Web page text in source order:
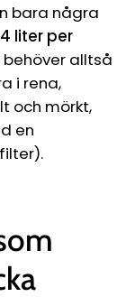
bara några
liter per
behöver alltså
i rena,
och mörkt,
en